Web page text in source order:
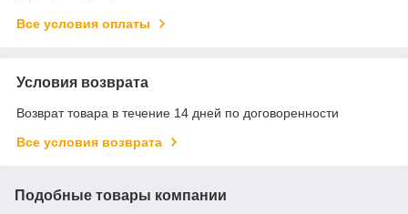
Все условия оплаты
Условия возврата
Возврат товара в течение 14 дней по договоренности
Все условия возврата
Подобные товары компании